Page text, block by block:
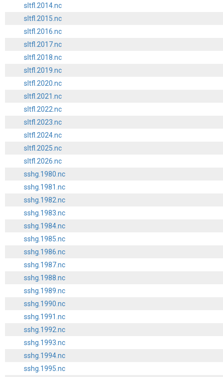
sltfl.2014.nc
sltfl.2015.nc
sltfl.2016.nc
sltfl.2017.nc
sltfl.2018.nc
sltfl.2019.nc
sltfl.2020.nc
sltfl.2021.nc
sltfl.2022.nc
sltfl.2023.nc
sltfl.2024.nc
sltfl.2025.nc
sltfl.2026.nc
sshg.1980.nc
sshg.1981.nc
sshg.1982.nc
sshg.1983.nc
sshg.1984.nc
sshg.1985.nc
sshg.1986.nc
sshg.1987.nc
sshg.1988.nc
sshg.1989.nc
sshg.1990.nc
sshg.1991.nc
sshg.1992.nc
sshg.1993.nc
sshg.1994.nc
sshg.1995.nc